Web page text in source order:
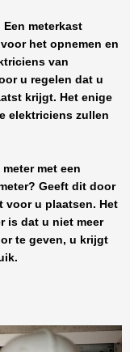
Een meterkast
het opnemen en
van
u regelen dat u
krijgt. Het enige
elektriciens zullen
met een
Geeft dit door
voor u plaatsen. Het
is dat u niet meer
te geven, u krijgt